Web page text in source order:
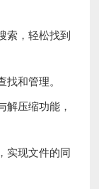
索，轻松找到
和管理。
解压缩功能，
实现文件的同